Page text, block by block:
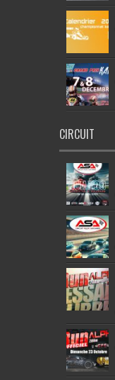
CIRCUIT